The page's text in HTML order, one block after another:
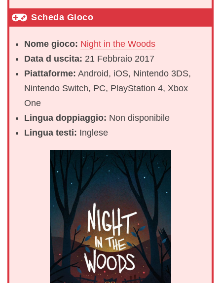
Scheda Gioco
Nome gioco: Night in the Woods
Data d uscita: 21 Febbraio 2017
Piattaforme: Android, iOS, Nintendo 3DS,
Nintendo Switch, PC, PlayStation 4, Xbox
One
Lingua doppiaggio: Non disponibile
Lingua testi: Inglese